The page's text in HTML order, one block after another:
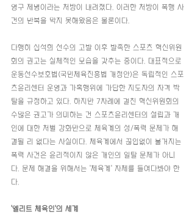
영구 제명이라는 처방이 내려졌다. 이러한 처방이 폭행 사
건의 반복을 막지 못해왔음은 물론이다.
다행히 심석희 선수의 고발 이후 발족한 스포츠 혁신위원
회의 권고는 실체적인 모습을 갖추는 중이다. 대표적으로
운동선수보호법(국민체육진흥법 개정안)은 독립적인 스포
츠윤리센터 운영과 가혹행위에 가담한 지도자의 자격 박
탈을 규정하고 있다. 하지만 7차례에 걸친 혁신위원회의
수많은 권고가 의미하는 건 스포츠윤리센터의 설립과 개
인에 대한 처벌 강화만으로 체육계의 성/폭력 문제가 해
결될 리 없다는 사실이다. 체육계에서 끊임없이 불거지는
폭력 사건은 윤리적이지 않은 개인의 일탈 문제가 아니
다. 문제 해결을 위해서는 '체육계' 자체를 들여다봐야 한
다.
'엘리트 체육인'의 세계